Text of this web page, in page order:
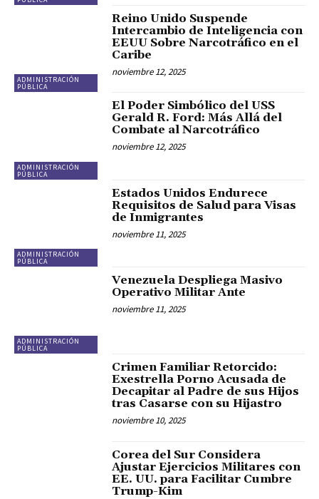
ADMINISTRACIÓN
PÚBLICA
Reino Unido Suspende
Intercambio de Inteligencia con
EEUU Sobre Narcotráfico en el
Caribe
noviembre 12, 2025
ADMINISTRACIÓN
PÚBLICA
El Poder Simbólico del USS
Gerald R. Ford: Más Allá del
Combate al Narcotráfico
noviembre 12, 2025
ADMINISTRACIÓN
PÚBLICA
Estados Unidos Endurece
Requisitos de Salud para Visas
de Inmigrantes
noviembre 11, 2025
ADMINISTRACIÓN
PÚBLICA
Venezuela Despliega Masivo
Operativo Militar Ante
noviembre 11, 2025
Crimen Familiar Retorcido:
Exestrella Porno Acusada de
Decapitar al Padre de sus Hijos
tras Casarse con su Hijastro
noviembre 10, 2025
Corea del Sur Considera
Ajustar Ejercicios Militares con
EE. UU. para Facilitar Cumbre
Trump-Kim